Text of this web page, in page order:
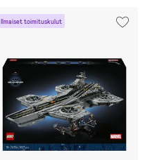
Ilmaiset toimituskulut